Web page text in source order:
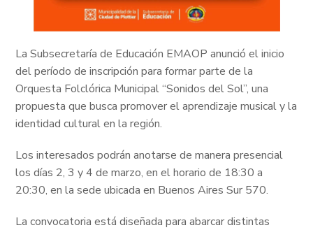
La Subsecretaría de Educación EMAOP anunció el inicio
del período de inscripción para formar parte de la
Orquesta Folclórica Municipal “Sonidos del Sol”, una
propuesta que busca promover el aprendizaje musical y la
identidad cultural en la región.
Los interesados podrán anotarse de manera presencial
los días 2, 3 y 4 de marzo, en el horario de 18:30 a
20:30, en la sede ubicada en Buenos Aires Sur 570.
La convocatoria está diseñada para abarcar distintas